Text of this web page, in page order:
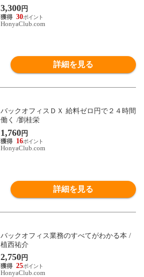
香
3,300円
30
HonyaClub.com
詳細を見る
バックオフィスＤＸ 給料ゼロ円で２４時間
働く /劉桂栄
1,760円
16
HonyaClub.com
詳細を見る
バックオフィス業務のすべてがわかる本 /
植西祐介
2,750円
25
HonyaClub.com